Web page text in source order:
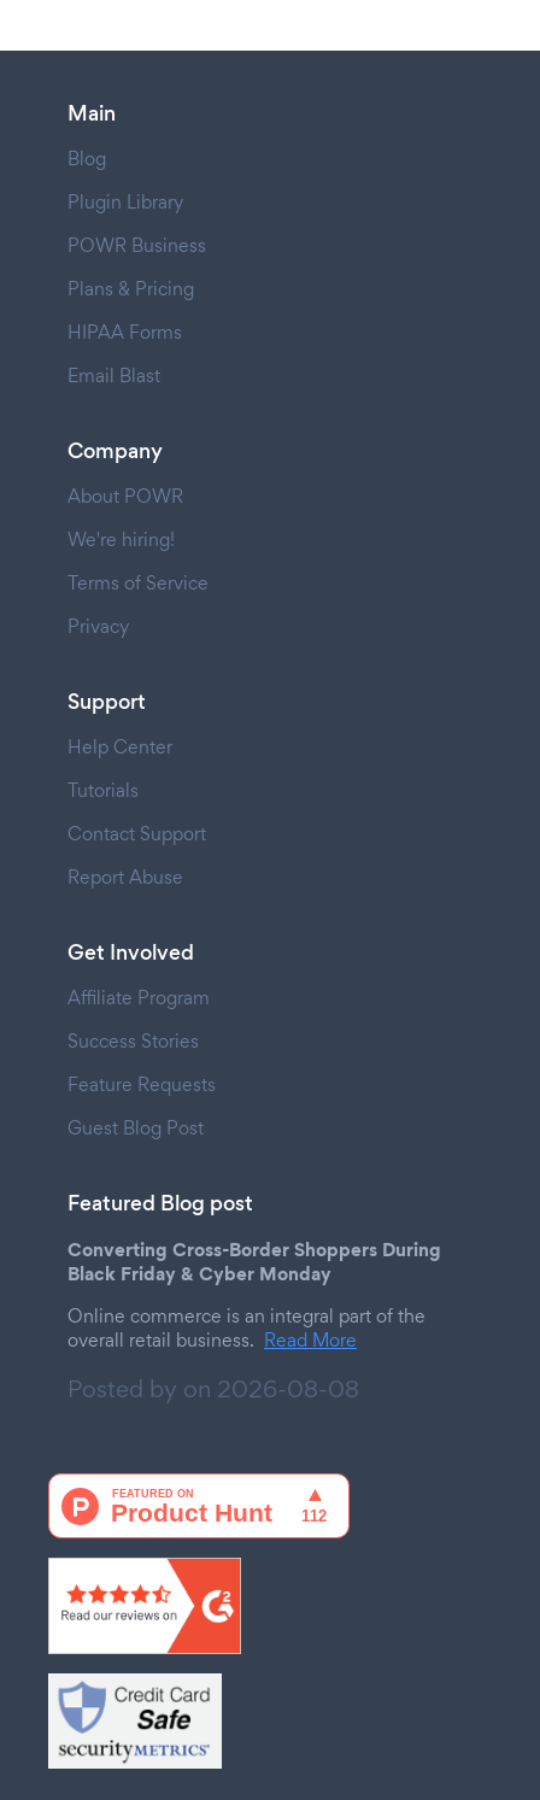
Main
Blog
Plugin Library
POWR Business
Plans & Pricing
HIPAA Forms
Email Blast
Company
About POWR
We're hiring!
Terms of Service
Privacy
Support
Help Center
Tutorials
Contact Support
Report Abuse
Get Involved
Affiliate Program
Success Stories
Feature Requests
Guest Blog Post
Featured Blog post
Converting Cross-Border Shoppers During
Black Friday & Cyber Monday
Online commerce is an integral part of the
overall retail business. Read More
Posted by on 2026-08-08